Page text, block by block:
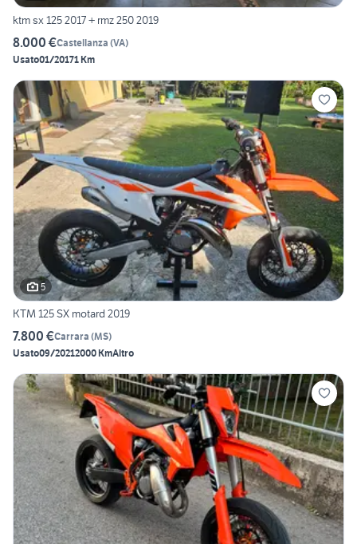
ktm sx 125 2017 + rmz 250 2019
8.000 €Castellanza (VA)
Usato01/20171 Km
5
KTM 125 SX motard 2019
7.800 €Carrara (MS)
Usato09/20212000 KmAltro